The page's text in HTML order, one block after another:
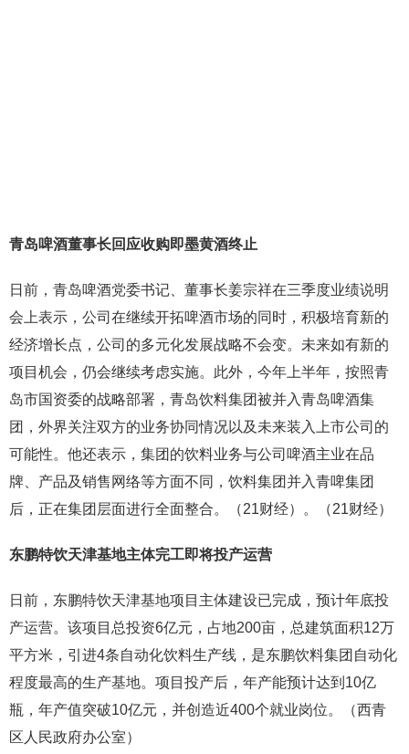
青岛啤酒董事长回应收购即墨黄酒终止
日前，青岛啤酒党委书记、董事长姜宗祥在三季度业绩说明
会上表示，公司在继续开拓啤酒市场的同时，积极培育新的
经济增长点，公司的多元化发展战略不会变。未来如有新的
项目机会，仍会继续考虑实施。此外，今年上半年，按照青
岛市国资委的战略部署，青岛饮料集团被并入青岛啤酒集
团，外界关注双方的业务协同情况以及未来装入上市公司的
可能性。他还表示，集团的饮料业务与公司啤酒主业在品
牌、产品及销售网络等方面不同，饮料集团并入青啤集团
后，正在集团层面进行全面整合。（21财经）。（21财经）
东鹏特饮天津基地主体完工即将投产运营
日前，东鹏特饮天津基地项目主体建设已完成，预计年底投
产运营。该项目总投资6亿元，占地200亩，总建筑面积12万
平方米，引进4条自动化饮料生产线，是东鹏饮料集团自动化
程度最高的生产基地。项目投产后，年产能预计达到10亿
瓶，年产值突破10亿元，并创造近400个就业岗位。（西青
区人民政府办公室）